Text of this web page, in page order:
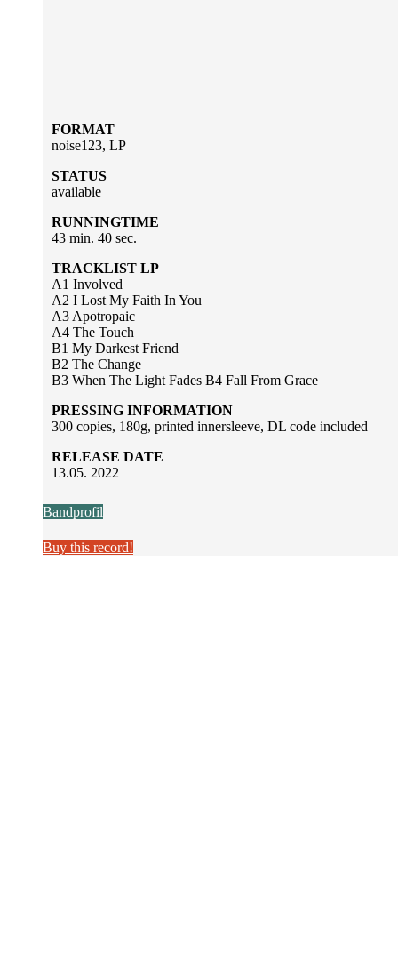
FORMAT
noise123, LP
STATUS
available
RUNNINGTIME
43 min. 40 sec.
TRACKLIST LP
A1 Involved
A2 I Lost My Faith In You
A3 Apotropaic
A4 The Touch
B1 My Darkest Friend
B2 The Change
B3 When The Light Fades B4 Fall From Grace
PRESSING INFORMATION
300 copies, 180g, printed innersleeve, DL code included
RELEASE DATE
13.05. 2022
Bandprofil
Buy this record!